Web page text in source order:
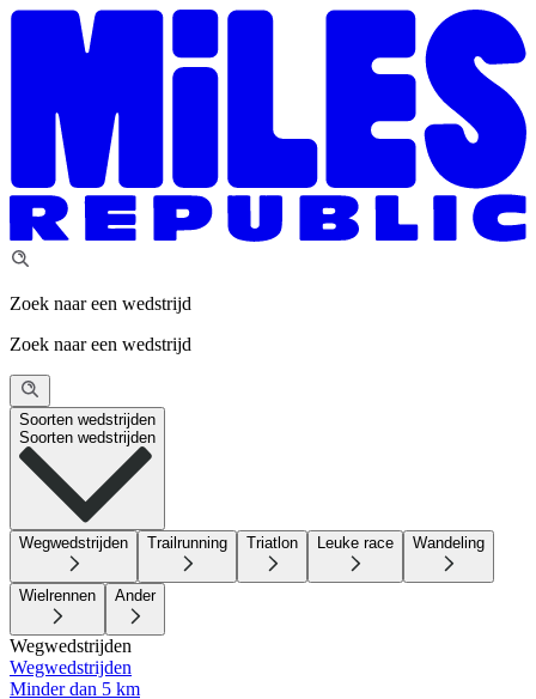
Zoek naar een wedstrijd
Zoek naar een wedstrijd
Soorten wedstrijden
Soorten wedstrijden
Wegwedstrijden Trailrunning Triatlon Leuke race Wandeling
Wielrennen Ander
Wegwedstrijden
Wegwedstrijden
Minder dan 5 km